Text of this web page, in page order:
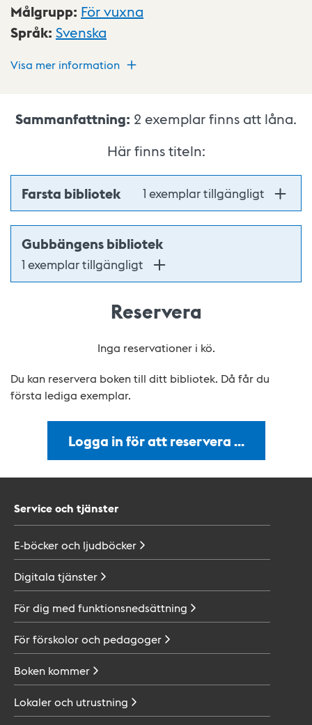
Målgrupp: För vuxna
Språk: Svenska
Visa mer information
Sammanfattning: 2 exemplar finns att låna.
Här finns titeln:
Farsta bibliotek 1 exemplar tillgängligt
Gubbängens bibliotek
1 exemplar tillgängligt
Reservera
Inga reservationer i kö.
Du kan reservera boken till ditt bibliotek. Då får du
första lediga exemplar.
Logga in för att reservera …
Service och tjänster
E-böcker och ljudböcker
Digitala tjänster
För dig med funktionsnedsättning
För förskolor och pedagoger
Boken kommer
Lokaler och utrustning